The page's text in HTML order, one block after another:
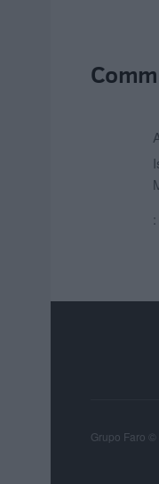
:
Grupo Faro ©